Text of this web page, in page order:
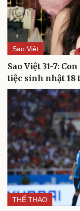
Sao Việt
Sao Việt 31-7:
tiệc sinh nhật 18
THỂ THAO